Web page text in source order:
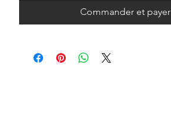
Commander et payer